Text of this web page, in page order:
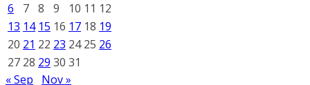
6
7 8 9 10 11 12
13 14 15 16 17 18 19
20 21 22 23 24 25 26
27 28 29 30 31
« Sep
Nov »